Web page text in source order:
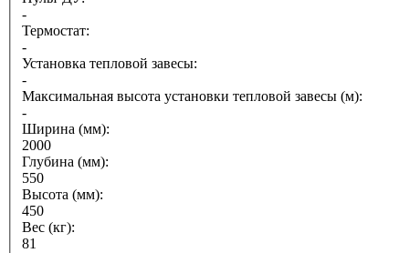
-
Термостат:
-
Установка тепловой завесы:
-
Максимальная высота установки тепловой завесы (м):
-
Ширина (мм):
2000
Глубина (мм):
550
Высота (мм):
450
Вес (кг):
81